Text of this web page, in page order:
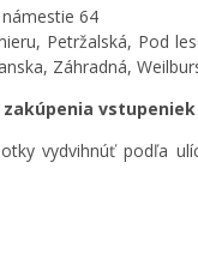
64
Petržalská, Pod
Záhradná,
vstupeniek
vydvihnúť podľa